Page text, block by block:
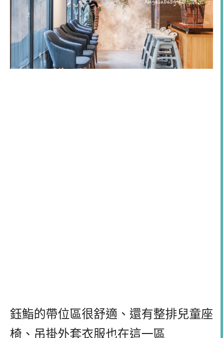
鈺鮨的帶位區很舒適、還有整排兒童座
椅、吊掛外套衣服也在這一區